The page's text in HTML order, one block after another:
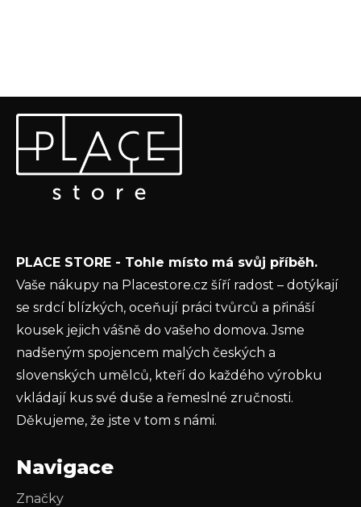
Odebírat newsletter
Vložte svůj e-mail a my vám budeme zasílat informace o
nových produktech na našem e-shopu.
ochrany osobních údajů
PŘIHLÁSIT SE
PLACE STORE - Tohle místo má svůj příběh.
Vaše nákupy na Placestore.cz šíří radost – dotýkají
se srdcí blízkých, oceňují práci tvůrců a přináší
kousek jejich vášně do vašeho domova. Jsme
nadšeným spojencem malých českých a
slovenských umělců, kteří do každého výrobku
vkládají kus své duše a řemeslné zručnosti.
Děkujeme, že jste v tom s námi.
Navigace
Značky